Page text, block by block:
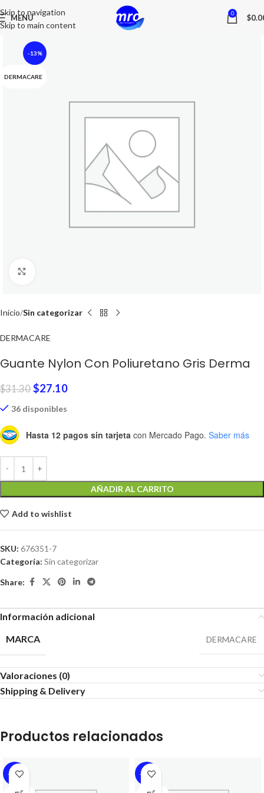
Skip to navigation
Skip to main content
MENU 0 $
-13%
DERMACARE
Inicio Sin categorizar
DERMACARE
Guante Nylon Con Poliuretano Gris Derma
$31.30 $27.10
36 disponibles
Hasta 12 pagos sin tarjeta con Mercado Pago. Saber más
AÑADIR AL CARRITO
Add to wishlist
SKU: 676351-7
Categoría: Sin categorizar
Share:
Información adicional
MARCA
DERMACARE
Valoraciones (0)
Shipping & Delivery
Productos relacionados
-13% -13%